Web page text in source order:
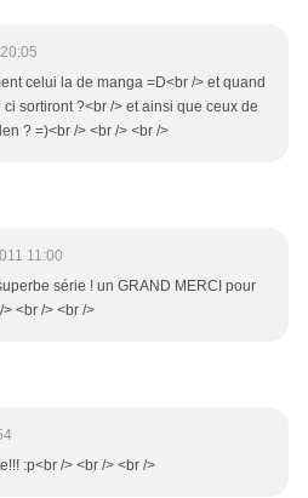
celui la de manga =D<br /> et quand
sortiront ?<br /> et ainsi que ceux de
? =)<br /> <br /> <br />
11:00
série ! un GRAND MERCI pour
<br /> <br />
:p<br /> <br /> <br />